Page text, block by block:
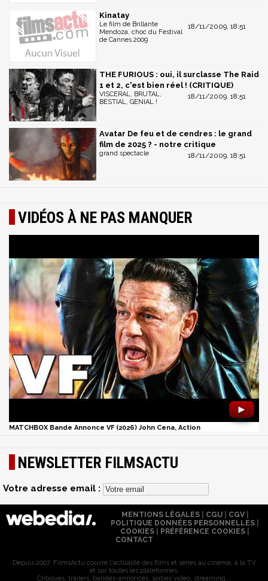
Kinatay
18/11/2009, 18:51
Le film de Brillante
Mendoza, choc du Festival
de Cannes 2009
THE FURIOUS : oui, il surclasse The Raid
1 et 2, c'est bien réel ! (CRITIQUE)
18/11/2009, 18:51
VISCERAL, BRUTAL,
BESTIAL, GENIAL !
Avatar De feu et de cendres : le grand
film de 2025 ? - notre critique
18/11/2009, 18:51
grand spectacle
VIDÉOS À NE PAS MANQUER
►
MATCHBOX Bande Annonce VF (2026) John Cena, Action
NEWSLETTER FILMSACTU
Votre adresse email :
MENTIONS LÉGALES| CGU| CGV|
POLITIQUE DONNÉES PERSONNELLES
COOKIES
PRÉFÉRENCE COOKIES
CONTACT
Depuis 2007, FilmsActu couvre l'actualité des films et séries au cinéma, à la TV
et sur toutes les plateformes.
Critiques, trailers, bandes-annonces, sorties vidéo, streaming...